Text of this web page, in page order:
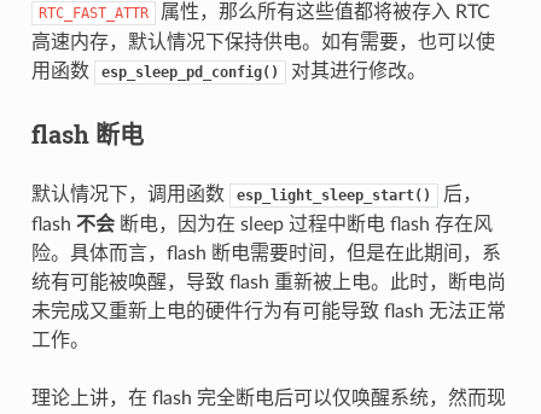
RTC_FAST_ATTR
属性，那么所有这些值都将被存入 RTC
高速内存，默认情况下保持供电。如有需要，也可以使
用函数
esp_sleep_pd_config() 对其进行修改。
flash 断电
默认情况下，调用函数 esp_light_sleep_start()
后，
flash 不会断电，因为在 sleep 过程中断电 flash 存在风
险。具体而言，flash 断电需要时间，但是在此期间，系
统有可能被唤醒，导致 flash 重新被上电。此时，断电尚
未完成又重新上电的硬件行为有可能导致 flash 无法正常
工作。
理论上讲，在 flash 完全断电后可以仅唤醒系统，然而现